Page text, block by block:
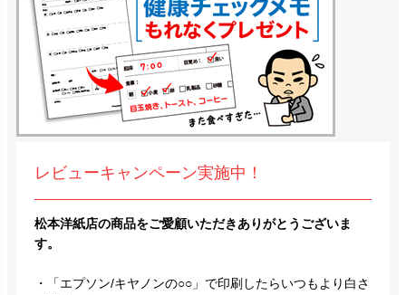
レビューキャンペーン実施中！
松本洋紙店の商品をご愛顧いただきありがとうございま
す。
・「エプソン/キヤノンの○○」で印刷したらいつもより白さ